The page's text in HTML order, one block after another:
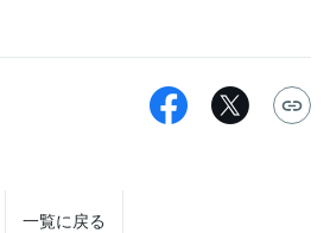
一覧に戻る